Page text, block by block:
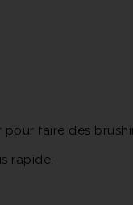
faire des
rapide.